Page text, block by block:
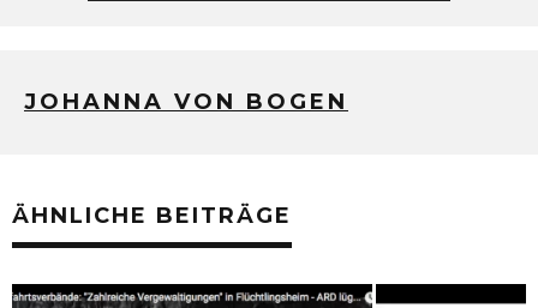
JOHANNA VON BOGEN
ÄHNLICHE BEITRÄGE